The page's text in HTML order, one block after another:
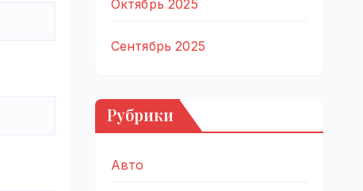
Октябрь 2025
Сентябрь 2025
Рубрики
Авто